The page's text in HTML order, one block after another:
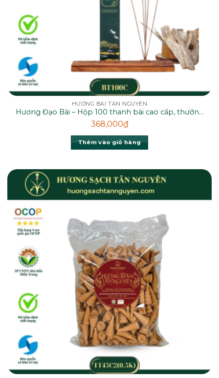
HƯƠNG BÀI TÂN NGUYÊN
Hương Đạo Bài – Hộp 100 thanh bài cao cấp, thưởng
thức mùi thơm từ rễ hương bài thiên nhiên
368,000₫
Thêm vào giỏ hàng